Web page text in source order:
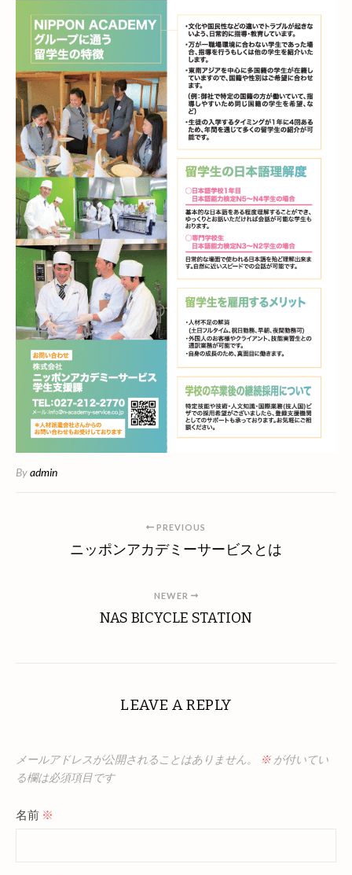
Byadmin
PREVIOUS
ニッポンアカデミーサービスとは
NEWER
NAS BICYCLE STATION
LEAVE A REPLY
メールアドレスが公開されることはありません。 ※ が付いてい
る欄は必須項目です
名前 ※